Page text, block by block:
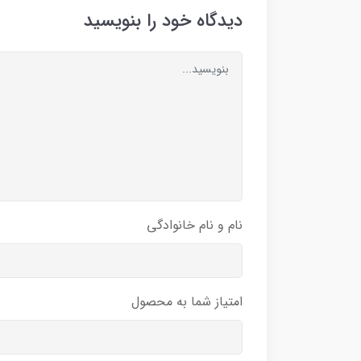
دیدگاه خود را بنویسید
نام و نام خانوادگی
امتیاز شما به محصول